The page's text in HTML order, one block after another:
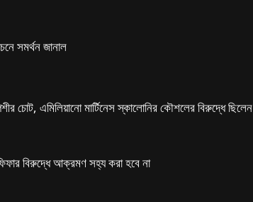
সমর্থন জানাল
চোট, এমিলিয়ানো মার্টিনেস স্কালোনির কৌশলের বিরুদ্ধে ছিলেন
বিরুদ্ধে আক্রমণ সহ্য করা হবে না